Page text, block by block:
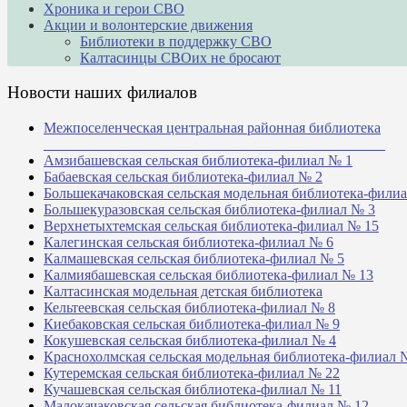
Хроника и герои СВО
Акции и волонтерские движения
Библиотеки в поддержку СВО
Калтасинцы СВОих не бросают
Новости наших филиалов
Межпоселенческая центральная районная библиотека
Амзибашевская сельская библиотека-филиал № 1
Бабаевская сельская библиотека-филиал № 2
Большекачаковская сельская модельная библиотека-
Большекуразовская сельская библиотека-филиал № 3
Верхнетыхтемская сельская библиотека-филиал № 15
Калегинская сельская библиотека-филиал № 6
Калмашевская сельская библиотека-филиал № 5
Калмиябашевская сельская библиотека-филиал № 13
Калтасинская модельная детская библиотека
Кельтеевская сельская библиотека-филиал № 8
Киебаковская сельская библиотека-филиал № 9
Кокушевская сельская библиотека-филиал № 4
Краснохолмская сельская модельная библиотека-филиал
Кутеремская сельская библиотека-филиал № 22
Кучашевская сельская библиотека-филиал № 11